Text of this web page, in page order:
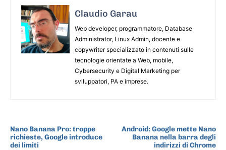
Claudio Garau
Web developer, programmatore, Database
Administrator, Linux Admin, docente e
copywriter specializzato in contenuti sulle
tecnologie orientate a Web, mobile,
Cybersecurity e Digital Marketing per
sviluppatori, PA e imprese.
Nano Banana Pro: troppe
richieste, Google introduce
dei limiti
Android: Google mette Nano
Banana nella barra degli
indirizzi di Chrome